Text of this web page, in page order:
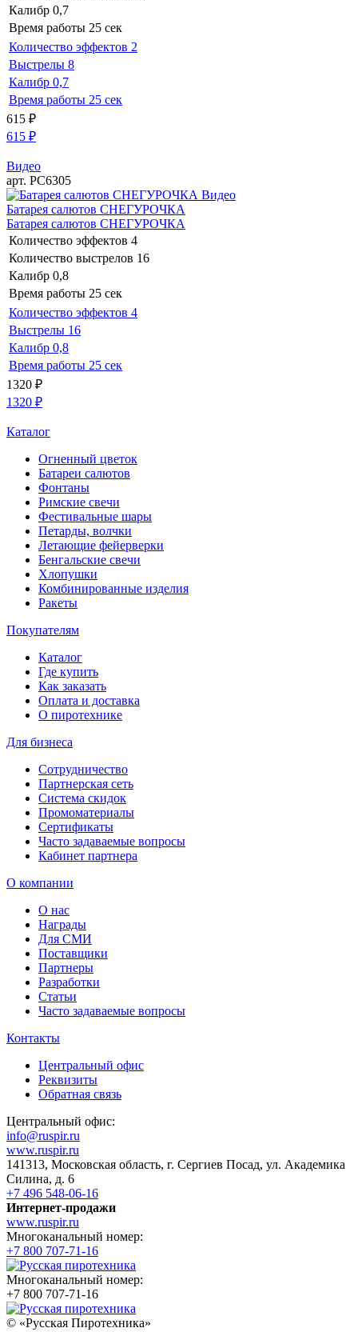
Калибр 0,7
Время работы 25 сек
Количество эффектов 2
Выстрелы 8
Калибр 0,7
Время работы 25 сек
615 ₽
615 ₽
Видео
арт. РС6305
Видео
Батарея салютов СНЕГУРОЧКА
Батарея салютов СНЕГУРОЧКА
Количество эффектов 4
Количество выстрелов 16
Калибр 0,8
Время работы 25 сек
Количество эффектов 4
Выстрелы 16
Калибр 0,8
Время работы 25 сек
1320 ₽
1320 ₽
Каталог
Огненный цветок
Батареи салютов
Фонтаны
Римские свечи
Фестивальные шары
Петарды, волчки
Летающие фейерверки
Бенгальские свечи
Хлопушки
Комбинированные изделия
Ракеты
Покупателям
Каталог
Где купить
Как заказать
Оплата и доставка
О пиротехнике
Для бизнеса
Сотрудничество
Партнерская сеть
Система скидок
Промоматериалы
Сертификаты
Часто задаваемые вопросы
Кабинет партнера
О компании
О нас
Награды
Для СМИ
Поставщики
Партнеры
Разработки
Статьи
Часто задаваемые вопросы
Контакты
Центральный офис
Реквизиты
Обратная связь
Центральный офис:
info@ruspir.ru
www.ruspir.ru
141313, Московская область, г. Сергиев Посад, ул. Академика
Силина, д. 6
+7 496 548-06-16
Интернет-продажи
www.ruspir.ru
Многоканальный номер:
+7 800 707-71-16
Многоканальный номер:
+7 800 707-71-16
© «Русская Пиротехника»